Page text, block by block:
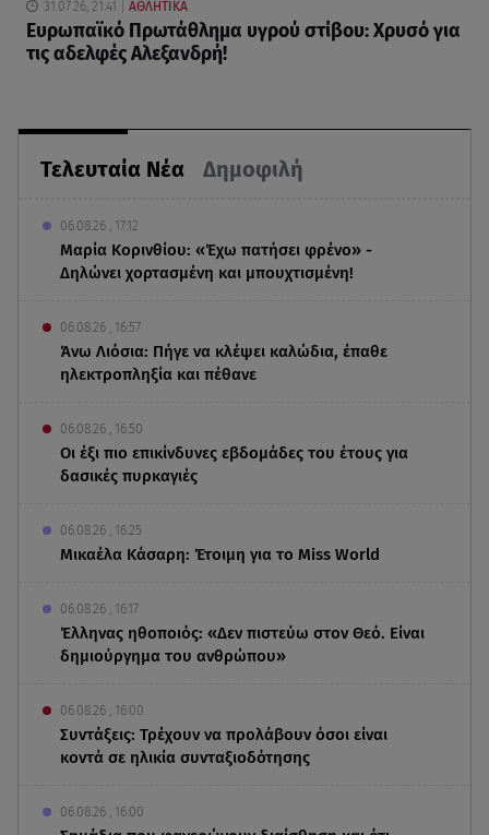
Τελευταία Νέα Δημοφιλή
06.08.26 , 17:12
Μαρία Κορινθίου: «Έχω πατήσει φρένο» -
Δηλώνει χορτασμένη και μπουχτισμένη!
06.08.26 , 16:57
Άνω Λιόσια: Πήγε να κλέψει καλώδια, έπαθε
ηλεκτροπληξία και πέθανε
06.08.26 , 16:50
Οι έξι πιο επικίνδυνες εβδομάδες του έτους για
δασικές πυρκαγιές
06.08.26 , 16:25
Μικαέλα Κάσαρη: Έτοιμη για το Miss World
06.08.26 , 16:17
Έλληνας ηθοποιός: «Δεν πιστεύω στον Θεό. Είναι
δημιούργημα του ανθρώπου»
06.08.26 , 16:00
Συντάξεις: Τρέχουν να προλάβουν όσοι είναι
κοντά σε ηλικία συνταξιοδότησης
06.08.26 , 16:00
31.07.26, 21:41 ΑΘΛΗΤΙΚΑ
Ευρωπαϊκό Πρωτάθλημα υγρού στίβου: Χρυσό για
τις αδελφές Αλεξανδρή!